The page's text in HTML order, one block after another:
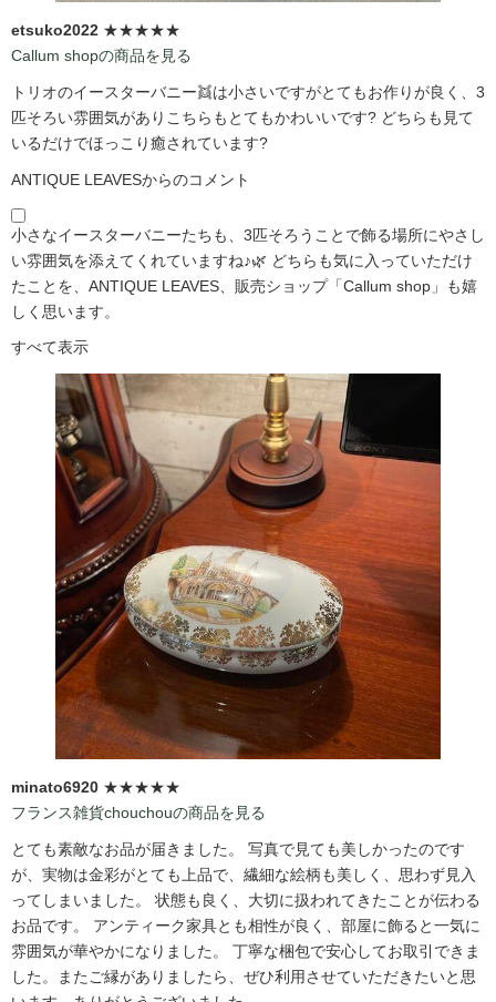
etsuko2022 ★★★★★
Callum shopの商品を見る
トリオのイースターバニー👯は小さいですがとてもお作りが良く、3
匹そろい雰囲気がありこちらもとてもかわいいです?️ どちらも見て
いるだけでほっこり癒されています?️
ANTIQUE LEAVESからのコメント
小さなイースターバニーたちも、3匹そろうことで飾る場所にやさし
い雰囲気を添えてくれていますね♪🌿 どちらも気に入っていただけ
たことを、ANTIQUE LEAVES、販売ショップ「Callum shop」も嬉
しく思います。
すべて表示
minato6920 ★★★★★
フランス雑貨chouchouの商品を見る
とても素敵なお品が届きました。 写真で見ても美しかったのです
が、実物は金彩がとても上品で、繊細な絵柄も美しく、思わず見入
ってしまいました。 状態も良く、大切に扱われてきたことが伝わる
お品です。 アンティーク家具とも相性が良く、部屋に飾ると一気に
雰囲気が華やかになりました。 丁寧な梱包で安心してお取引できま
した。またご縁がありましたら、ぜひ利用させていただきたいと思